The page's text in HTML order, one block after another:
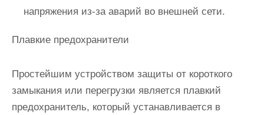
напряжения из-за аварий во внешней сети.
Плавкие предохранители
Простейшим устройством защиты от короткого
замыкания или перегрузки является плавкий
предохранитель, который устанавливается в